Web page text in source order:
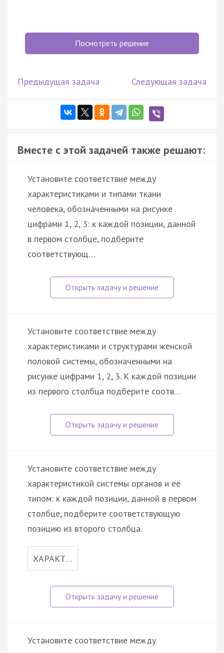
Посмотреть решение
Предыдущая задача Следующая задача
Вместе с этой задачей также решают:
Установите соответствие между
характеристиками и типами ткани
человека, обозначенными на рисунке
цифрами 1, 2, 3: к каждой позиции, данной
в первом столбце, подберите
соответствующ…
Установите соответствие между
характеристиками и структурами женской
половой системы, обозначенными на
рисунке цифрами 1, 2, 3. К каждой позиции
из первого столбца подберите соотв…
Установите соответствие между
характеристикой системы органов и её
типом: к каждой позиции, данной в первом
столбце, подберите соответствующую
позицию из второго столбца.
ХАРАКТ…
Установите соответствие между